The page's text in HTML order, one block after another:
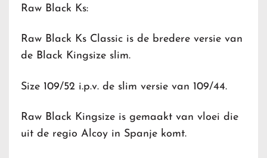
Raw Black Ks:
Raw Black Ks Classic is de bredere versie van
de Black Kingsize slim.
Size 109/52 i.p.v. de slim versie van 109/44.
Raw Black Kingsize is gemaakt van vloei die
uit de regio Alcoy in Spanje komt.